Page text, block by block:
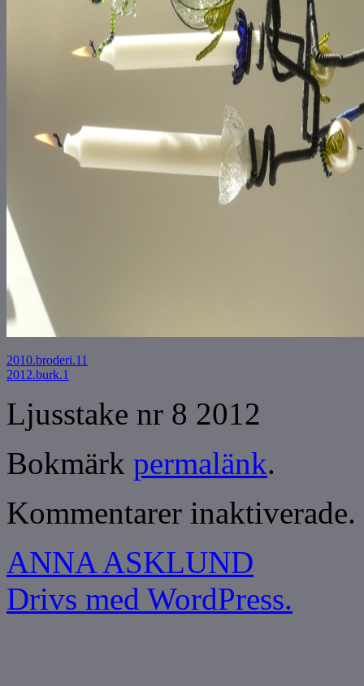
2010.broderi.11
2012.burk.1
Ljusstake nr 8 2012
Bokmärk permalänk.
Kommentarer inaktiverade.
ANNA ASKLUND
Drivs med WordPress.